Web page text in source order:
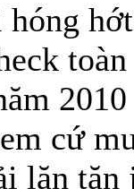
cứ
lăn tăn